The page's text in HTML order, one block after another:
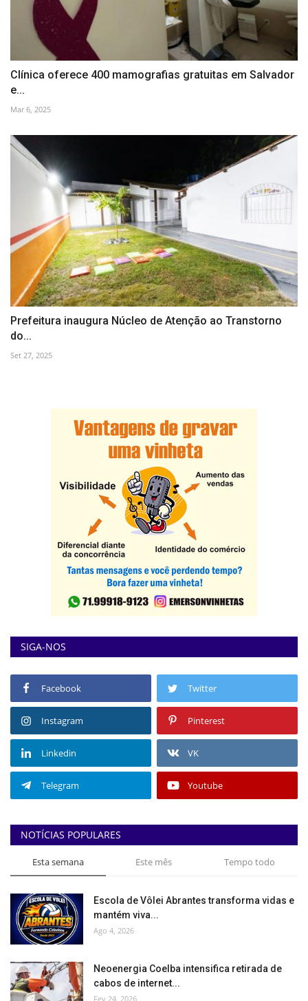
Clínica oferece 400 mamografias gratuitas em Salvador
e...
Mar 6, 2025
Prefeitura inaugura Núcleo de Atenção ao Transtorno
do...
Set 27, 2025
SIGA-NOS
Facebook Twitter
Instagram Pinterest
Linkedin VK
Telegram Youtube
NOTÍCIAS POPULARES
Esta semana Este mês Tempo todo
Escola de Vôlei Abrantes transforma vidas e
mantém viva...
Ago 4, 2026
Neoenergia Coelba intensifica retirada de
cabos de internet...
Fev 24, 2026